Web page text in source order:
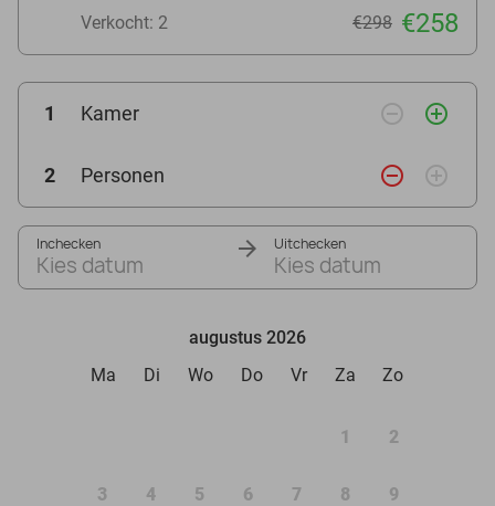
Verkocht: 2 €298 €258
1 Kamer remove_circle_outline add_circle_outline
2 Personen remove_circle_outline add_circle_outline
Inchecken
Kies datum
Uitchecken
Kies datum
augustus 2026
Ma
Di Wo Do Vr Za Zo
1 2
3 4 5 6 7 8 9